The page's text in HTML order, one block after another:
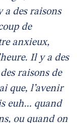
des raisons
de
anxieux,
Il y a des
raisons de
que, l’avenir
euh... quand
ou quand on